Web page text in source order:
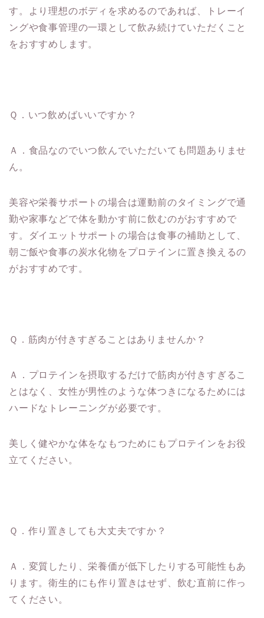
す。より理想のボディを求めるのであれば、トレーイ
ングや食事管理の一環として飲み続けていただくこと
をおすすめします。
Ｑ．いつ飲めばいいですか？
Ａ．食品なのでいつ飲んでいただいても問題ありませ
ん。
美容や栄養サポートの場合は運動前のタイミングで通
勤や家事などで体を動かす前に飲むのがおすすめで
す。ダイエットサポートの場合は食事の補助として、
朝ご飯や食事の炭水化物をプロテインに置き換えるの
がおすすめです。
Ｑ．筋肉が付きすぎることはありませんか？
Ａ．プロテインを摂取するだけで筋肉が付きすぎるこ
とはなく、女性が男性のような体つきになるためには
ハードなトレーニングが必要です。
美しく健やかな体をなもつためにもプロテインをお役
立てください。
Ｑ．作り置きしても大丈夫ですか？
Ａ．変質したり、栄養価が低下したりする可能性もあ
ります。衛生的にも作り置きはせず、飲む直前に作っ
てください。